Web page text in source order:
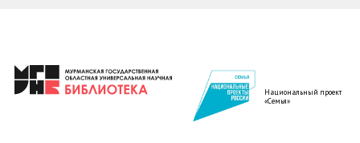
Национальный проект
«Семья»